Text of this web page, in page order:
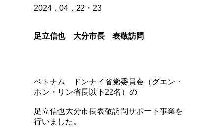
2024．04．22・23
足立信也 大分市長 表敬訪問
ベトナム ドンナイ省党委員会（グエン・
ホン・リン省長以下22名）の
足立信也大分市長表敬訪問サポート事業を
行いました。